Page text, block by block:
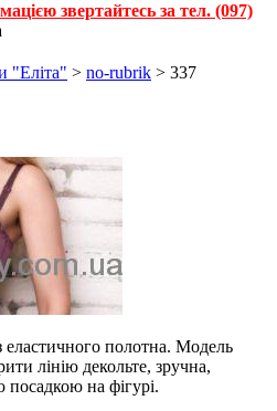
звертайтесь за тел. (097)
"Еліта" > no-rubrik > 337
еластичного полотна. Модель
лінію декольте, зручна,
посадкою на фігурі.